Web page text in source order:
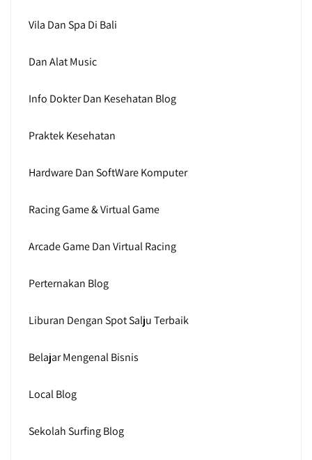
Vila Dan Spa Di Bali
Dan Alat Music
Info Dokter Dan Kesehatan Blog
Praktek Kesehatan
Hardware Dan SoftWare Komputer
Racing Game & Virtual Game
Arcade Game Dan Virtual Racing
Perternakan Blog
Liburan Dengan Spot Salju Terbaik
Belajar Mengenal Bisnis
Local Blog
Sekolah Surfing Blog